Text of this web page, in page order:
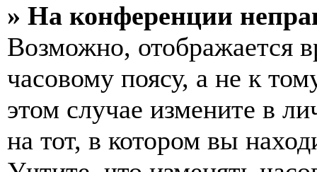
» На конференции
Возможно, отображается
часовому поясу, а не к
этом случае измените в
на тот, в котором вы